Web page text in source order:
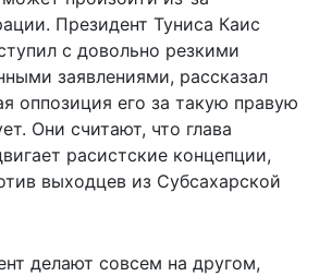
Президент Туниса Каис
с довольно резкими
заявлениями, рассказал
оппозиция его за такую правую
Они считают, что глава
расистские концепции,
выходцев из Субсахарской
делают совсем на другом,